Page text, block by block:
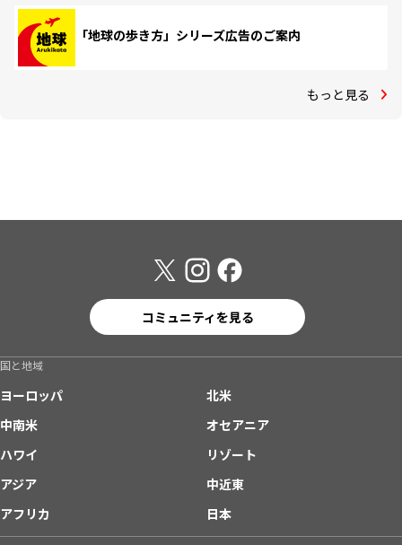
「地球の歩き方」シリーズ広告のご案内
もっと見る
コミュニティを見る
国と地域
ヨーロッパ
北米
中南米
オセアニア
ハワイ
リゾート
アジア
中近東
アフリカ
日本